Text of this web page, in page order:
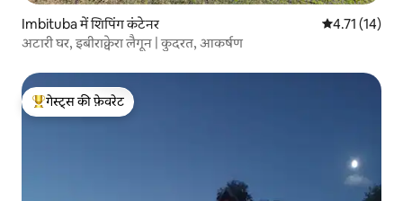
Imbituba में शिपिंग कंटेनर औसत रेटिंग 5 में
4.71 (14)
अटारी घर, इबीराक्वेरा लैगून | कुदरत, आकर्षण
गेस्ट्स का टॉप फ़ेवरेट
गेस्ट्स की फ़ेवरेट